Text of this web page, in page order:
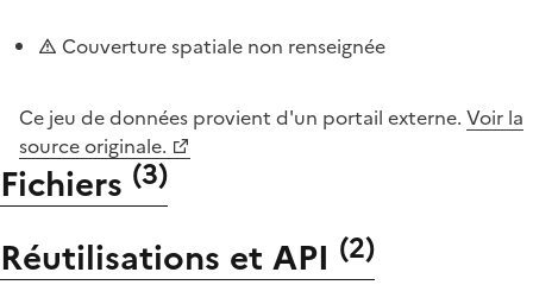
Couverture spatiale non renseignée
Ce jeu de données provient d'un portail externe. Voir la
source originale.
Fichiers (3)
Réutilisations et API (2)